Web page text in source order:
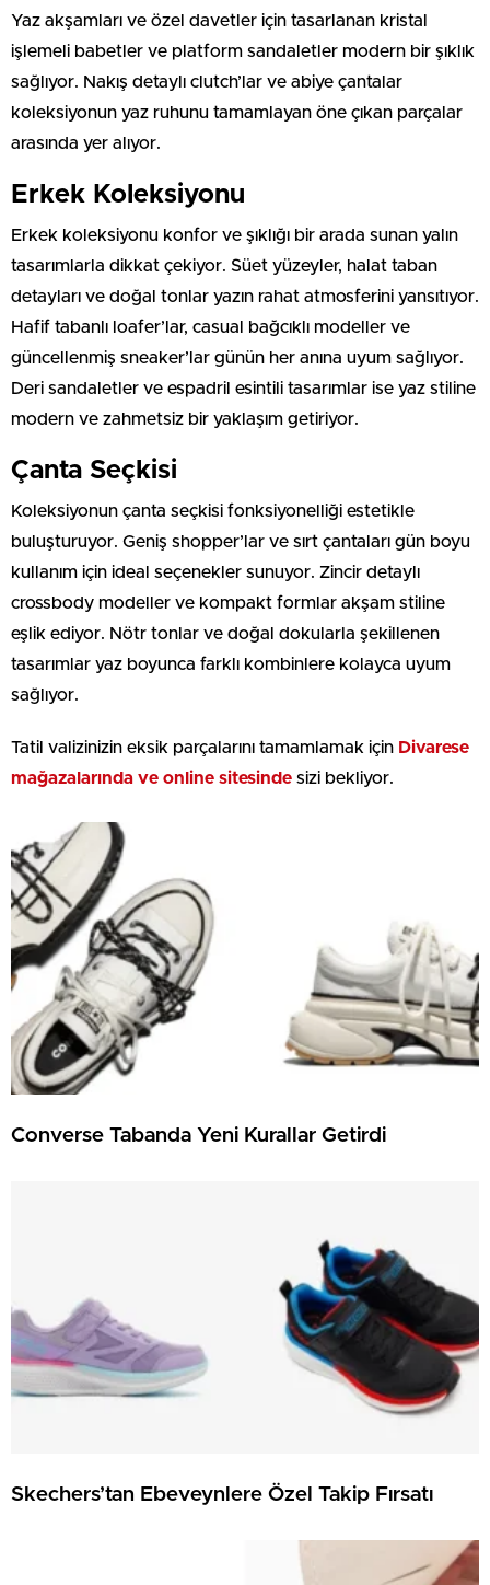
Yaz akşamları ve özel davetler için tasarlanan kristal
işlemeli babetler ve platform sandaletler modern bir şıklık
sağlıyor. Nakış detaylı clutch’lar ve abiye çantalar
koleksiyonun yaz ruhunu tamamlayan öne çıkan parçalar
arasında yer alıyor.
Erkek Koleksiyonu
Erkek koleksiyonu konfor ve şıklığı bir arada sunan yalın
tasarımlarla dikkat çekiyor. Süet yüzeyler, halat taban
detayları ve doğal tonlar yazın rahat atmosferini yansıtıyor.
Hafif tabanlı loafer’lar, casual bağcıklı modeller ve
güncellenmiş sneaker’lar günün her anına uyum sağlıyor.
Deri sandaletler ve espadril esintili tasarımlar ise yaz stiline
modern ve zahmetsiz bir yaklaşım getiriyor.
Çanta Seçkisi
Koleksiyonun çanta seçkisi fonksiyonelliği estetikle
buluşturuyor. Geniş shopper’lar ve sırt çantaları gün boyu
kullanım için ideal seçenekler sunuyor. Zincir detaylı
crossbody modeller ve kompakt formlar akşam stiline
eşlik ediyor. Nötr tonlar ve doğal dokularla şekillenen
tasarımlar yaz boyunca farklı kombinlere kolayca uyum
sağlıyor.
Tatil valizinizin eksik parçalarını tamamlamak için Divarese
mağazalarında ve online sitesinde sizi bekliyor.
Converse Tabanda Yeni Kurallar Getirdi
Skechers’tan Ebeveynlere Özel Takip Fırsatı